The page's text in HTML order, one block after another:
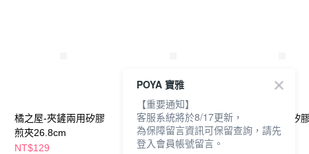
橘之屋-夾鏟兩用矽膠
煎夾26.8cm
NT$129
橘之屋櫸木柄矽膠煎
鏟-兩色任選
NT$99
橘之屋櫸木柄矽
杓-兩色任選
POYA 寶雅
【重要通知】
客服系統將於8/17更新，
為保障留言資訊可保留查詢，請先
登入會員帳號留言。